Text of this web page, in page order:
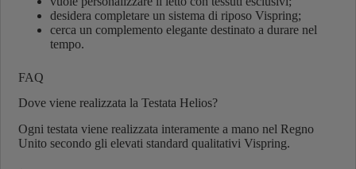
desidera completare un sistema di riposo Vispring;
cerca un complemento elegante destinato a durare nel
tempo.
FAQ
Dove viene realizzata la Testata Helios?
Ogni testata viene realizzata interamente a mano nel Regno
Unito secondo gli elevati standard qualitativi Vispring.